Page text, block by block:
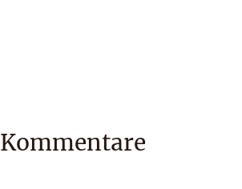
Kommentare